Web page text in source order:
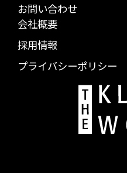
お問い合わせ
会社概要
採用情報
プライバシーポリシー